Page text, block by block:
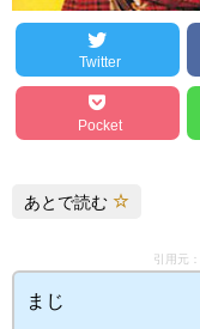
Twitter
Pocket
あとで読む
引用元：
まじ